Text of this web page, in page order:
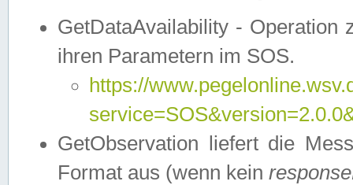
GetDataAvailability - Operation
ihren Parametern im SOS.
https://
GetObservation liefert die
Format aus (wenn kein